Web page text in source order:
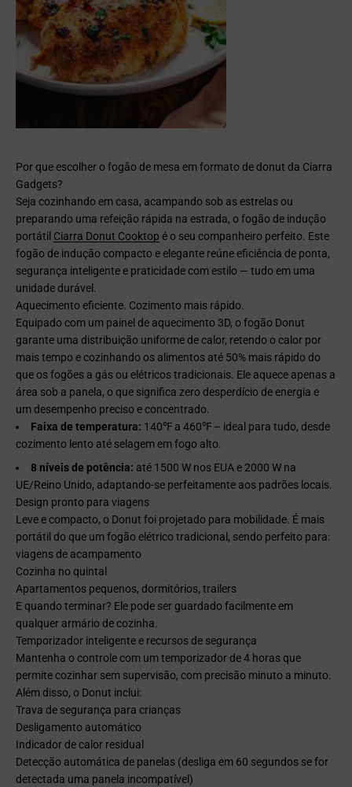
Por que escolher o fogão de mesa em formato de donut da Ciarra
Gadgets?
Seja cozinhando em casa, acampando sob as estrelas ou
preparando uma refeição rápida na estrada, o fogão de indução
portátil Ciarra Donut Cooktop é o seu companheiro perfeito. Este
fogão de indução compacto e elegante reúne eficiência de ponta,
segurança inteligente e praticidade com estilo — tudo em uma
unidade durável.
Aquecimento eficiente. Cozimento mais rápido.
Equipado com um painel de aquecimento 3D, o fogão Donut
garante uma distribuição uniforme de calor, retendo o calor por
mais tempo e cozinhando os alimentos até 50% mais rápido do
que os fogões a gás ou elétricos tradicionais. Ele aquece apenas a
área sob a panela, o que significa zero desperdício de energia e
um desempenho preciso e concentrado.
Faixa de temperatura: 140℉ a 460℉ – ideal para tudo, desde
cozimento lento até selagem em fogo alto.
8 níveis de potência: até 1500 W nos EUA e 2000 W na
UE/Reino Unido, adaptando-se perfeitamente aos padrões locais.
Design pronto para viagens
Leve e compacto, o Donut foi projetado para mobilidade. É mais
portátil do que um fogão elétrico tradicional, sendo perfeito para:
viagens de acampamento
Cozinha no quintal
Apartamentos pequenos, dormitórios, trailers
E quando terminar? Ele pode ser guardado facilmente em
qualquer armário de cozinha.
Temporizador inteligente e recursos de segurança
Mantenha o controle com um temporizador de 4 horas que
permite cozinhar sem supervisão, com precisão minuto a minuto.
Além disso, o Donut inclui:
Trava de segurança para crianças
Desligamento automático
Indicador de calor residual
Detecção automática de panelas (desliga em 60 segundos se for
detectada uma panela incompatível)